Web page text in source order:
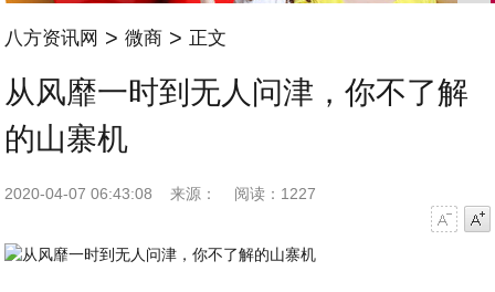
八方资讯网 > 微商 > 正文
从风靡一时到无人问津，你不了解
的山寨机
2020-04-07 06:43:08 来源：
阅读：1227